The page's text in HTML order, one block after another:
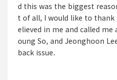
d this was the biggest
t of all, I would like to thank
elieved in me and called me
oung So, and Jeonghoon
back issue.